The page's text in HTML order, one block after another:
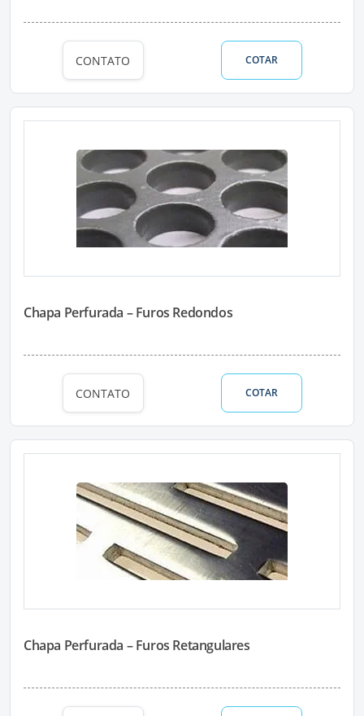
CONTATO COTAR
Chapa Perfurada – Furos Redondos
CONTATO COTAR
Chapa Perfurada – Furos Retangulares